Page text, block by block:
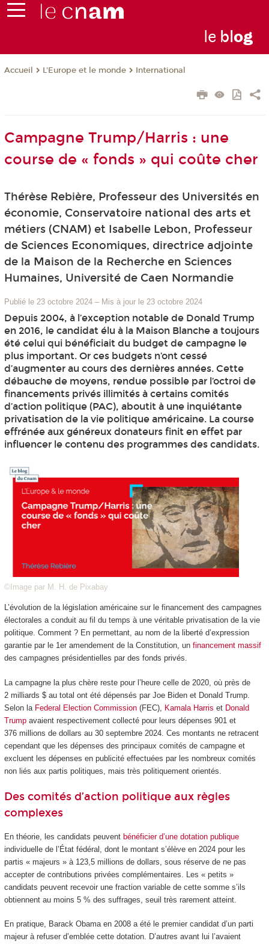
le blog
Accueil L'Europe et le monde International
Campagne Trump/Harris : une
course de « fonds » qui coûte cher
Thérèse Rebière, Professeur des Universités en
économie, Conservatoire national des arts et
métiers (CNAM) et Isabelle Lebon, Professeur
de Sciences Economiques, directrice adjointe
de la Maison de la Recherche en Sciences
Humaines, Université de Caen Normandie
Publié le 23 octobre 2024 – Mis à jour le 23 octobre 2024
Depuis 2004, à l’exception notable de Donald Trump
en 2016, le candidat élu à la Maison Blanche a toujours
été celui qui bénéficiait du budget de campagne le
plus important. Or ces budgets n’ont cessé
d’augmenter au cours des dernières années. Cette
débauche de moyens, rendue possible par l’octroi de
financements privés illimités à certains comités
d’action politique (PAC), aboutit à une inquiétante
privatisation de la vie politique américaine. La course
effrénée aux généreux donateurs finit en effet par
influencer le contenu des programmes des candidats.
©Image par M. H. de Pixabay
L’évolution de la législation américaine sur le financement des campagnes
électorales a conduit au fil du temps à une véritable privatisation de la vie
politique. Comment ? En permettant, au nom de la liberté d’expression
garantie par le 1eramendement de la Constitution, un financement massif
des campagnes présidentielles par des fonds privés.
La campagne la plus chère reste pour l’heure celle de 2020, où près de
2 milliards $ au total ont été dépensés par Joe Biden et Donald Trump.
Selon la Federal Election Commission(FEC), Kamala Harris et Donald
Trumpavaient respectivement collecté pour leurs dépenses 901 et
376 millions de dollars au 30 septembre 2024. Ces montants ne retracent
cependant que les dépenses des principaux comités de campagne et
excluent les dépenses en publicité effectuées par les nombreux comités
non liés aux partis politiques, mais très politiquement orientés.
Des comités d’action politique aux règles
complexes
En théorie, les candidats peuvent bénéficier d’une dotation publique
individuelle de l’État fédéral, dont le montant s’élève en 2024 pour les
partis « majeurs » à 123,5 millions de dollars, sous réserve de ne pas
accepter de contributions privées complémentaires. Les « petits »
candidats peuvent recevoir une fraction variable de cette somme s’ils
obtiennent au moins 5 % des suffrages, seuil très rarement atteint.
En pratique, Barack Obama en 2008 a été le premier candidat d’un parti
majeur à refuser d’emblée cette dotation. D’autres avant lui l’avaient